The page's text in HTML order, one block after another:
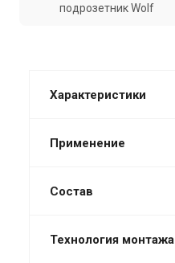
подрозетник Wolf
Характеристики
Применение
Состав
Технология монтажа